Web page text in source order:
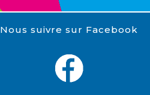
Nous suivre sur Facebook